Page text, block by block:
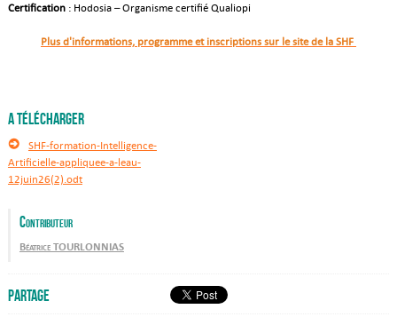
Certification: Hodosia – Organisme certifié Qualiopi
Plus d'informations, programme et inscriptions sur le site de la SHF
A télécharger
SHF-formation-Intelligence-
Artificielle-appliquee-a-leau-
12juin26(2).odt
Contributeur
Béatrice TOURLONNIAS
Partage